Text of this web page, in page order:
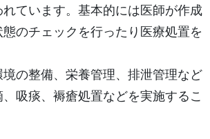
ています。基本的には医師が作成
のチェックを行ったり医療処置を
の整備、栄養管理、排泄管理など
吸痰、褥瘡処置などを実施するこ